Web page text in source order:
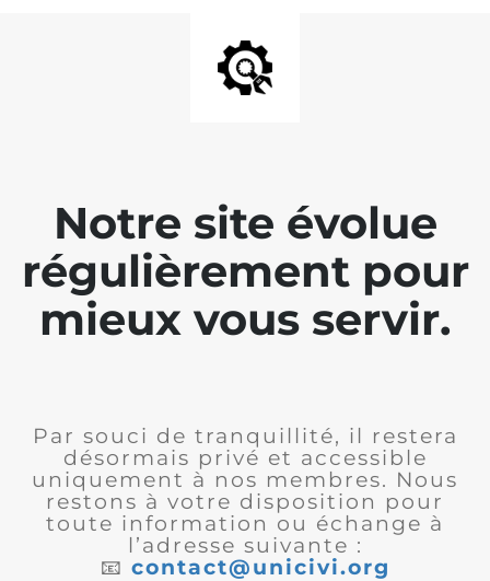
Notre site évolue
régulièrement pour
mieux vous servir.
Par souci de tranquillité, il restera
désormais privé et accessible
uniquement à nos membres. Nous
restons à votre disposition pour
toute information ou échange à
l’adresse suivante :
📧 contact@unicivi.org